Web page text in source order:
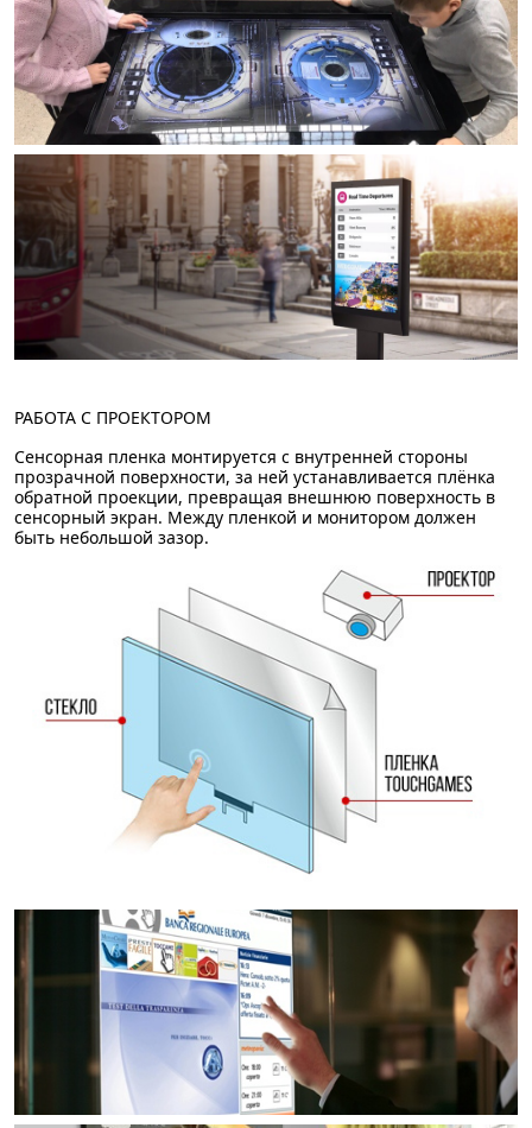
РАБОТА С ПРОЕКТОРОМ
Сенсорная пленка монтируется с внутренней стороны
прозрачной поверхности, за ней устанавливается плёнка
обратной проекции, превращая внешнюю поверхность в
сенсорный экран. Между пленкой и монитором должен
быть небольшой зазор.